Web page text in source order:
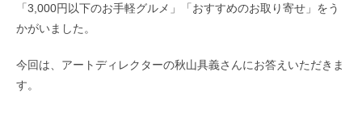
「3,000円以下のお手軽グルメ」「おすすめのお取り寄せ」をう
かがいました。
今回は、アートディレクターの秋山具義さんにお答えいただきま
す。